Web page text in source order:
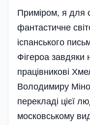
Приміром, я для
фантастичне
іспанського
Фігероа
праці­вникові
Володимиру
перекладі цієї
московському